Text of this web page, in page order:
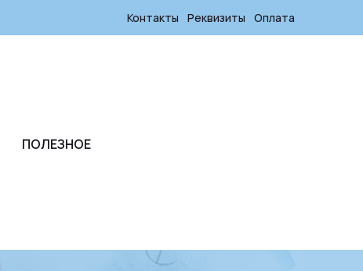
Контакты Реквизиты Оплата
ПОЛЕЗНОЕ